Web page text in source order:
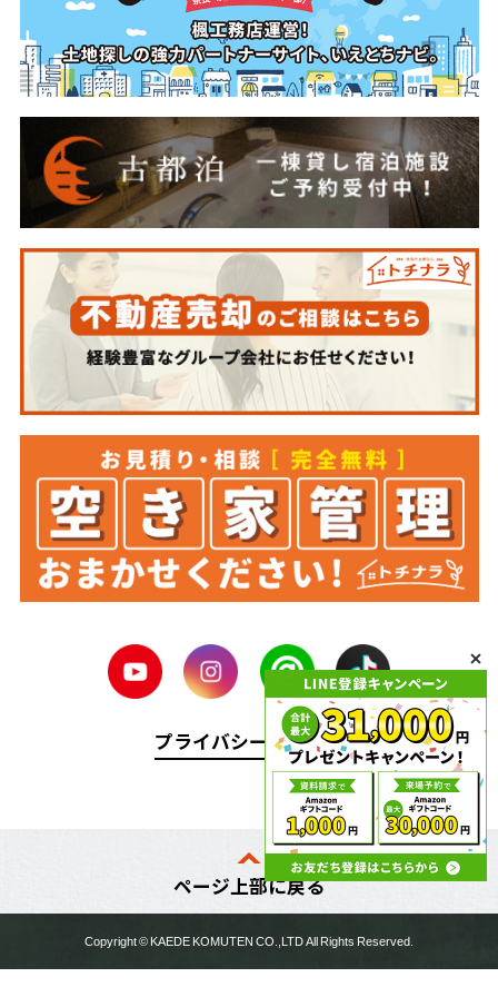
プライバシーポリシー
ページ上部に戻る
Copyright ©KAEDE KOMUTENCO.,LTD All Rights Reserved.